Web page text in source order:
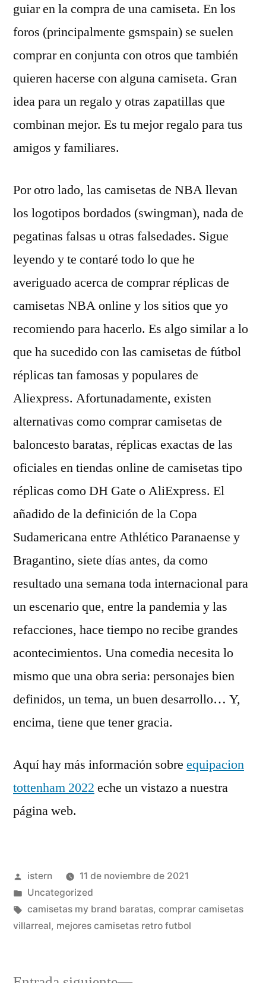
guiar en la compra de una camiseta. En los
foros (principalmente gsmspain) se suelen
comprar en conjunta con otros que también
quieren hacerse con alguna camiseta. Gran
idea para un regalo y otras zapatillas que
combinan mejor. Es tu mejor regalo para tus
amigos y familiares.
Por otro lado, las camisetas de NBA llevan
los logotipos bordados (swingman), nada de
pegatinas falsas u otras falsedades. Sigue
leyendo y te contaré todo lo que he
averiguado acerca de comprar réplicas de
camisetas NBA online y los sitios que yo
recomiendo para hacerlo. Es algo similar a lo
que ha sucedido con las camisetas de fútbol
réplicas tan famosas y populares de
Aliexpress. Afortunadamente, existen
alternativas como comprar camisetas de
baloncesto baratas, réplicas exactas de las
oficiales en tiendas online de camisetas tipo
réplicas como DH Gate o AliExpress. El
añadido de la definición de la Copa
Sudamericana entre Athlético Paranaense y
Bragantino, siete días antes, da como
resultado una semana toda internacional para
un escenario que, entre la pandemia y las
refacciones, hace tiempo no recibe grandes
acontecimientos. Una comedia necesita lo
mismo que una obra seria: personajes bien
definidos, un tema, un buen desarrollo… Y,
encima, tiene que tener gracia.
Aquí hay más información sobre equipacion
tottenham 2022 eche un vistazo a nuestra
página web.
Publicado
por
istern
11 de noviembre de 2021
Publicado
en
Uncategorized
Etiquetas:
camisetas my brand baratas, comprar camisetas
villarreal, mejores camisetas retro futbol